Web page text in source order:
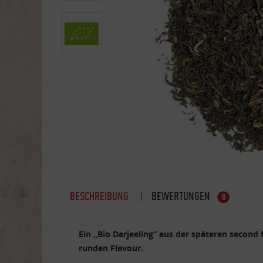
BESCHREIBUNG BEWERTUNGEN 0
Ein „Bio Darjeeling“ aus der späteren
runden Flavour.